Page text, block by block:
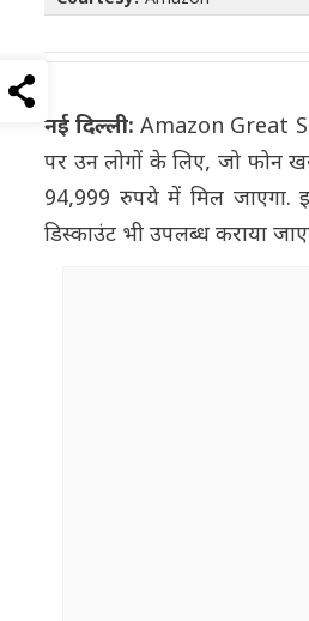
नई दिल्ली:Amazon Great
पर उन लोगों के लिए, जो फोन
94,999 रुपये में मिल
डिस्काउंट भी उपलब्ध कराया